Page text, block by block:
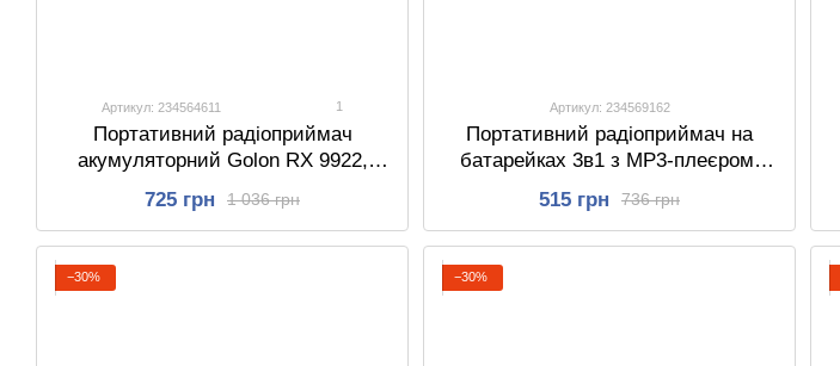
Артикул: 234564611 1
Портативний радіоприймач
акумуляторний Golon RX 9922,
зарядка від мережі / Радіо-колонка
з USB, SD, mp3
1 036 грн
725 грн
Артикул: 234569162
Портативний радіоприймач на
батарейках 3в1 з МР3-плеєром,
Golon RX-9933UAR / Ретро радіо
736 грн
515 грн
−30% −30%